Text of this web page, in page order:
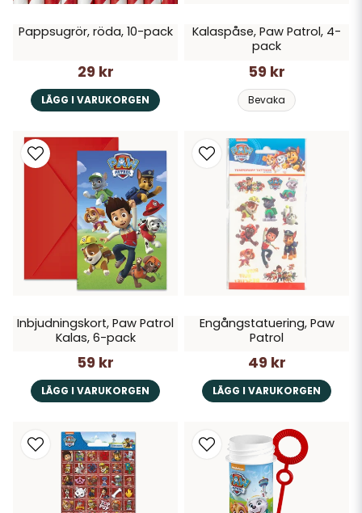
Pappsugrör, röda, 10-pack
29 kr
LÄGG I VARUKORGEN
Kalaspåse, Paw Patrol, 4-
pack
59 kr
Bevaka
Inbjudningskort, Paw Patrol
Kalas, 6-pack
59 kr
LÄGG I VARUKORGEN
Engångstatuering, Paw
Patrol
49 kr
LÄGG I VARUKORGEN